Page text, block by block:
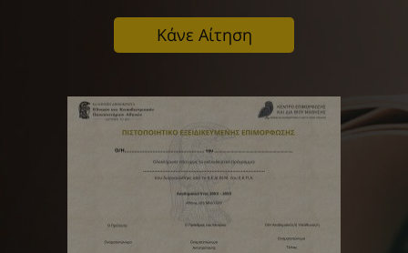
Κάνε Αίτηση